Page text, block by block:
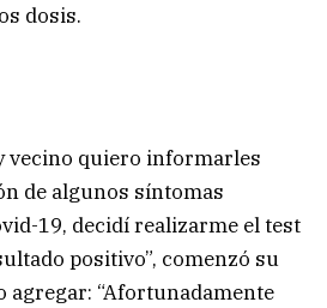
dosis.
vecino quiero informarles
de algunos síntomas
19, decidí realizarme el test
positivo”, comenzó su
agregar: “Afortunadamente